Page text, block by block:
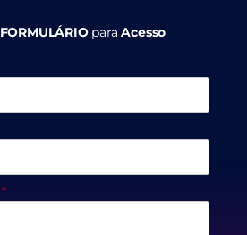
FORMULÁRIO paraAcesso